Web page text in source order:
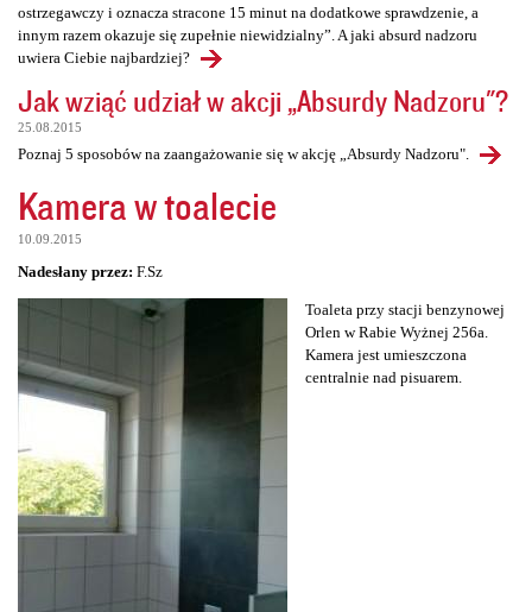
ostrzegawczy i oznacza stracone 15 minut na dodatkowe sprawdzenie, a
innym razem okazuje się zupełnie niewidzialny”. A jaki absurd nadzoru
uwiera Ciebie najbardziej?
Jak wziąć udział w akcji „Absurdy Nadzoru"?
25.08.2015
Poznaj 5 sposobów na zaangażowanie się w akcję „Absurdy Nadzoru".
Kamera w toalecie
10.09.2015
Nadesłany przez: F.Sz
Toaleta przy stacji benzynowej
Orlen w Rabie Wyżnej 256a.
Kamera jest umieszczona
centralnie nad pisuarem.